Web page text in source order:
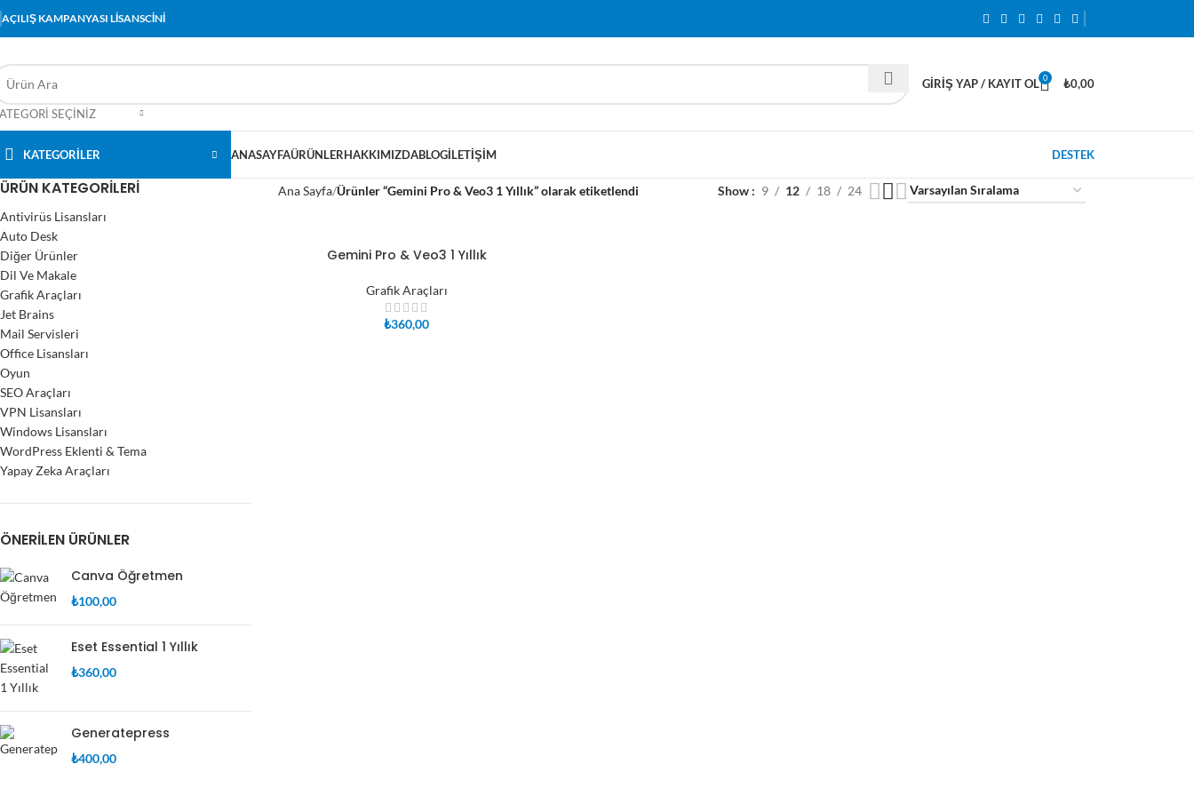
AÇILIŞ KAMPANYASI LİSANSCİNİ
SEÇINIZ
GIRIŞ YAP / KAYIT OL 0 ₺0,00
KATEGORİLER ANASAYFAÜRÜNLERHAKKIMIZDABLOGİLETIŞIM DESTEK
ÜRÜN KATEGORILERI
Antivirüs Lisansları
Auto Desk
Diğer Ürünler
Dil Ve Makale
Grafik Araçları
Jet Brains
Mail Servisleri
Office Lisansları
Oyun
SEO Araçları
VPN Lisansları
Windows Lisansları
WordPress Eklenti & Tema
Yapay Zeka Araçları
ÖNERILEN ÜRÜNLER
Canva Öğretmen
₺100,00
Eset Essential 1 Yıllık
₺360,00
Generatepress
₺400,00
Ana Sayfa Ürünler “Gemini Pro & Veo3 1 Yıllık” olarak etiketlendi Show 9 12 18 24
SEPETE EKLEGemini Pro & Veo3 1 Yıllık
Grafik Araçları
₺360,00